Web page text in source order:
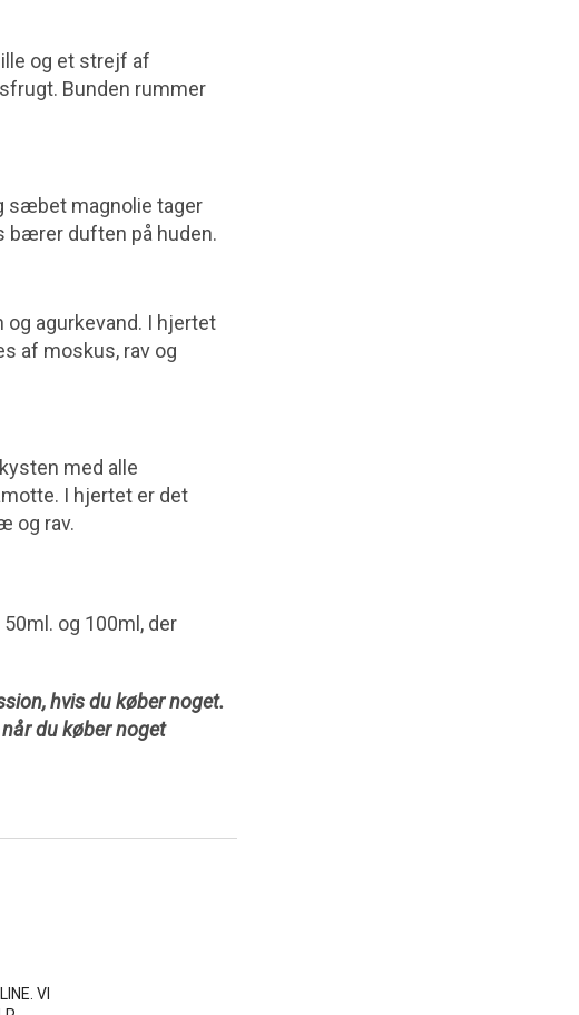
og et strejf af
Bunden rummer
sæbet magnolie tager
bærer duften på huden.
og agurkevand. I hjertet
af moskus, rav og
med alle
I hjertet er det
og rav.
og 100ml, der
hvis du køber noget.
du køber noget
VI